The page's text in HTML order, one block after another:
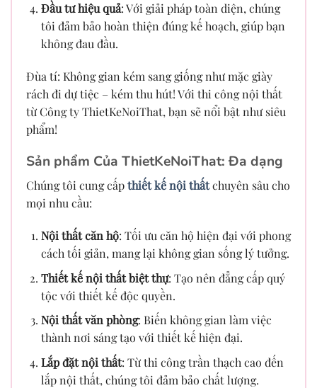
Đầu tư hiệu quả: Với giải pháp toàn diện, chúng
tôi đảm bảo hoàn thiện đúng kế hoạch, giúp bạn
không đau đầu.
Đùa tí: Không gian kém sang giống như mặc giày
rách đi dự tiệc – kém thu hút! Với thi công nội thất
từ Công ty ThietKeNoiThat, bạn sẽ nổi bật như siêu
phẩm!
Sản phẩm Của ThietKeNoiThat: Đa dạng
Chúng tôi cung cấpthiết kế nội thấtchuyên sâu cho
mọi nhu cầu:
Nội thất căn hộ: Tối ưu căn hộ hiện đại với phong
cách tối giản, mang lại không gian sống lý tưởng.
Thiết kế nội thất biệt thự: Tạo nên đẳng cấp quý
tộc với thiết kế độc quyền.
Nội thất văn phòng: Biến không gian làm việc
thành nơi sáng tạo với thiết kế hiện đại.
Lắp đặt nội thất: Từ thi công trần thạch cao đến
lắp nội thất, chúng tôi đảm bảo chất lượng.